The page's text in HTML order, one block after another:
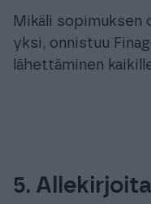
Mikäli sopimuksen
yksi, onnistuu
lähettäminen
5.